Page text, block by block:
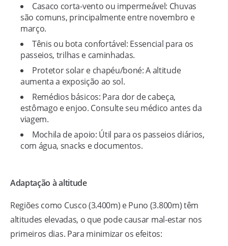
Casaco corta-vento ou impermeável: Chuvas
são comuns, principalmente entre novembro e
março.
Tênis ou bota confortável: Essencial para os
passeios, trilhas e caminhadas.
Protetor solar e chapéu/boné: A altitude
aumenta a exposição ao sol.
Remédios básicos: Para dor de cabeça,
estômago e enjoo. Consulte seu médico antes da
viagem.
Mochila de apoio: Útil para os passeios diários,
com água, snacks e documentos.
Adaptação à altitude
Regiões como Cusco (3.400m) e Puno (3.800m) têm
altitudes elevadas, o que pode causar mal-estar nos
primeiros dias. Para minimizar os efeitos: